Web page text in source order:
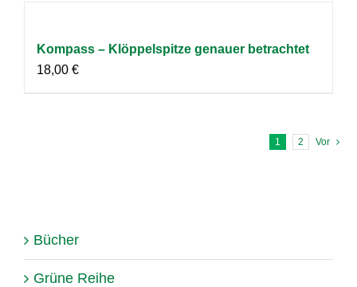
Kompass – Klöppelspitze genauer betrachtet
18,00 €
1 2 Vor
Bücher
Grüne Reihe